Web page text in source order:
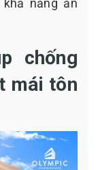
năng ăn
chống
mái tôn